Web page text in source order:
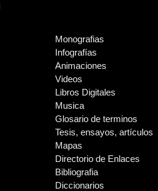
Monografias
Infografías
Animaciones
Videos
Libros Digitales
Musica
Glosario de terminos
Tesis, ensayos, artículos
Mapas
Directorio de Enlaces
Bibliografia
Diccionarios